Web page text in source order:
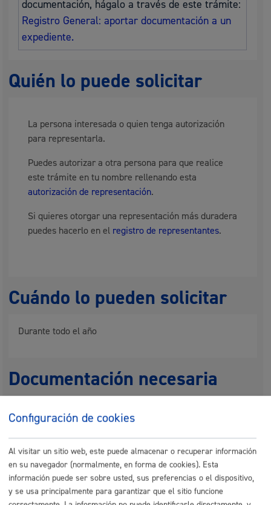
documentación, hágalo a través de este trámite:
Registro General: aportar documentación a un
expediente.
Quién lo puede solicitar
La persona interesada o quien tenga autorización
para representarla.
Puedes autorizar a otra persona para que realice
este trámite en tu nombre rellenando esta
autorización de representación.
Si quieres otorgar una representación más duradera
puedes hacerlo en el registro de representantes.
Cuándo lo pueden solicitar
Durante todo el año
Documentación necesaria
Ver en el apartado Documentos: "
documentación"
Nota: es obligatorioel uso del formulario o del impreso
específico indicado en este trámite.
Tamaño máximo anexos:
50 Mb
Configuración de cookies
Al visitar un sitio web, este puede almacenar o recuperar información
en su navegador (normalmente, en forma de cookies). Esta
información puede ser sobre usted, sus preferencias o el dispositivo,
y se usa principalmente para garantizar que el sitio funcione